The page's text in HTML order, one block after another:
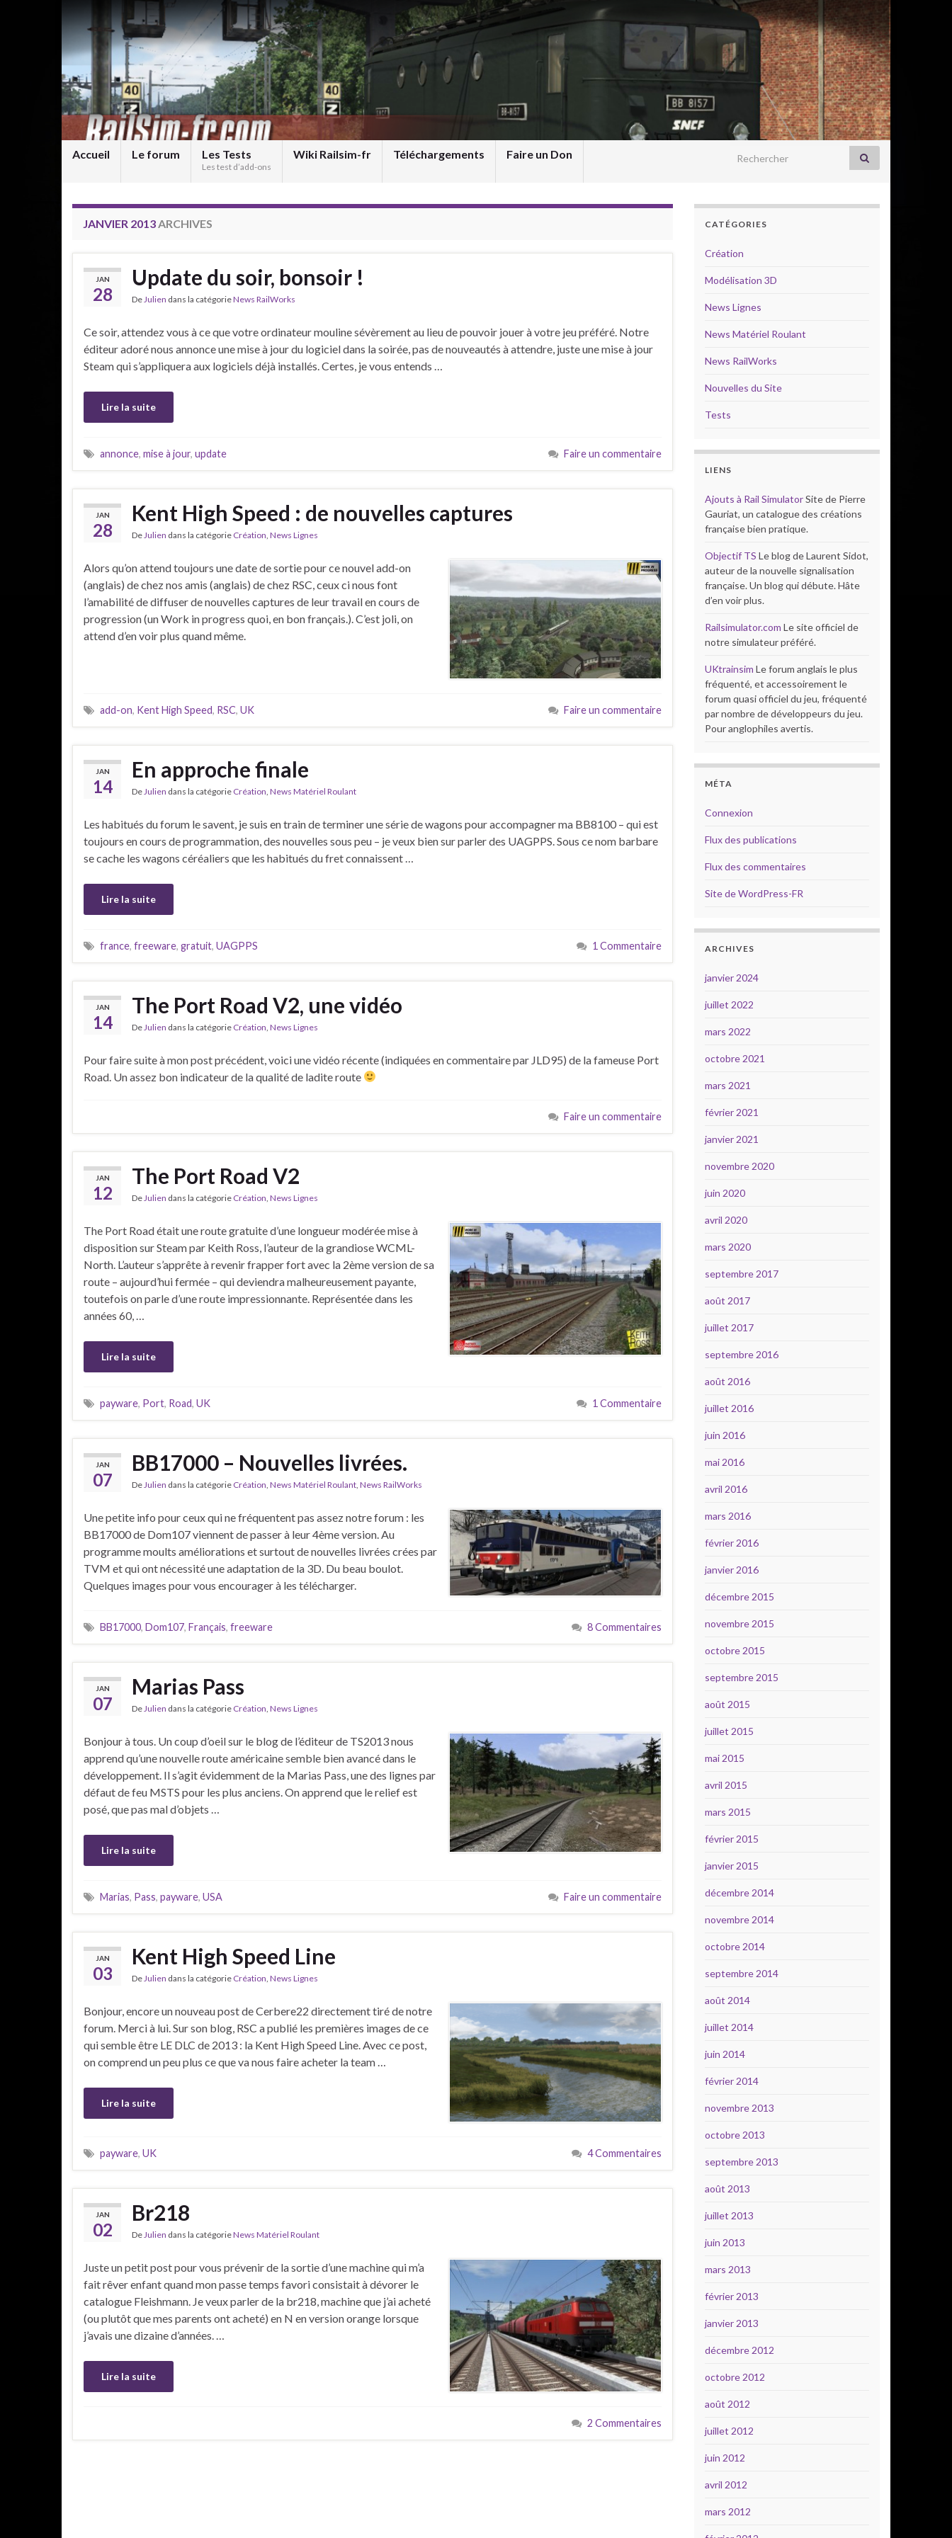
Accueil Le forum Les Tests
Les test d’add-ons
Wiki Railsim-fr Téléchargements Faire un Don Search for:
JANVIER 2013ARCHIVES
JAN
28
Update du soir, bonsoir !
DeJulien dans la catégorieNews RailWorks
Ce soir, attendez vous à ce que votre ordinateur mouline sévèrement au lieu de pouvoir jouer à votre jeu préféré. Notre
éditeur adoré nous annonce une mise à jour du logiciel dans la soirée, pas de nouveautés à attendre, juste une mise à jour
Steam qui s’appliquera aux logiciels déjà installés. Certes, je vous entends …
Lire la suite
annonce, mise à jour, update Faire un commentaire
JAN
28
Kent High Speed : de nouvelles captures
DeJulien dans la catégorie Création, News Lignes
Alors qu’on attend toujours une date de sortie pour ce nouvel add-on
(anglais) de chez nos amis (anglais) de chez RSC, ceux ci nous font
l’amabilité de diffuser de nouvelles captures de leur travail en cours de
progression (un Work in progress quoi, en bon français.). C’est joli, on
attend d’en voir plus quand même.
add-on, Kent High Speed, RSC, UK Faire un commentaire
JAN
14
En approche finale
De Julien dans la catégorie Création News Matériel Roulant
Les habitués du forum le savent, je suis en train de terminer une série de wagons pour accompagner ma BB8100 – qui est
toujours en cours de programmation, des nouvelles sous peu – je veux bien sur parler des UAGPPS. Sous ce nom barbare
se cache les wagons céréaliers que les habitués du fret connaissent …
Lire la suite
france, freeware, gratuit, UAGPPS 1 Commentaire
JAN
14
The Port Road V2, une vidéo
De Julien dans la catégorie Création News Lignes
Pour faire suite à mon post précédent, voici une vidéo récente (indiquées en commentaire par JLD95) de la fameuse Port
Road. Un assez bon indicateur de la qualité de ladite route
Faire un commentaire
JAN
12
The Port Road V2
De Julien dans la catégorie Création News Lignes
The Port Road était une route gratuite d’une longueur modérée mise à
disposition sur Steam par Keith Ross, l’auteur de la grandiose WCML-
North. L’auteur s’apprête à revenir frapper fort avec la 2ème version de sa
route – aujourd’hui fermée – qui deviendra malheureusement payante,
toutefois on parle d’une route impressionnante. Représentée dans les
années 60, …
Lire la suite
payware, Port, Road, UK 1 Commentaire
JAN
07
BB17000 – Nouvelles livrées.
De Julien dans la catégorie Création News Matériel Roulant News RailWorks
Une petite info pour ceux qui ne fréquentent pas assez notre forum : les
BB17000 de Dom107 viennent de passer à leur 4ème version. Au
programme moults améliorations et surtout de nouvelles livrées crées par
TVM et qui ont nécessité une adaptation de la 3D. Du beau boulot.
Quelques images pour vous encourager à les télécharger.
BB17000, Dom107, Français, freeware 8 Commentaires
JAN
07
Marias Pass
DeJulien dans la catégorie Création, News Lignes
Bonjour à tous. Un coup d’oeil sur le blog de l’éditeur de TS2013 nous
apprend qu’une nouvelle route américaine semble bien avancé dans le
développement. Il s’agit évidemment de la Marias Pass, une des lignes par
défaut de feu MSTS pour les plus anciens. On apprend que le relief est
posé, que pas mal d’objets …
Lire la suite
Marias, Pass, payware, USA Faire un commentaire
JAN
03
Kent High Speed Line
DeJulien dans la catégorie Création, News Lignes
Bonjour, encore un nouveau post de Cerbere22 directement tiré de notre
forum. Merci à lui. Sur son blog, RSC a publié les premières images de ce
qui semble être LE DLC de 2013 : la Kent High Speed Line. Avec ce post,
on comprend un peu plus ce que va nous faire acheter la team …
Lire la suite
payware, UK 4 Commentaires
JAN
02
Br218
De Julien dans la catégorieNews Matériel Roulant
Juste un petit post pour vous prévenir de la sortie d’une machine qui m’a
fait rêver enfant quand mon passe temps favori consistait à dévorer le
catalogue Fleishmann. Je veux parler de la br218, machine que j’ai acheté
(ou plutôt que mes parents ont acheté) en N en version orange lorsque
j’avais une dizaine d’années. …
Lire la suite
2 Commentaires
CATÉGORIES
Création
Modélisation 3D
News Lignes
News Matériel Roulant
News RailWorks
Nouvelles du Site
Tests
LIENS
Ajouts à Rail SimulatorSite de Pierre
Gauriat, un catalogue des créations
française bien pratique.
Objectif TS Le blog de Laurent Sidot,
auteur de la nouvelle signalisation
française. Un blog qui débute. Hâte
d’en voir plus.
Railsimulator.com Le site officiel de
notre simulateur préféré.
UKtrainsim Le forum anglais le plus
fréquenté, et accessoirement le
forum quasi officiel du jeu, fréquenté
par nombre de développeurs du jeu.
Pour anglophiles avertis.
MÉTA
Connexion
Flux des publications
Flux des commentaires
Site de WordPress-FR
ARCHIVES
janvier 2024
juillet 2022
mars 2022
octobre 2021
mars 2021
février 2021
janvier 2021
novembre 2020
juin 2020
avril 2020
mars 2020
septembre 2017
août 2017
juillet 2017
septembre 2016
août 2016
juillet 2016
juin 2016
mai 2016
avril 2016
mars 2016
février 2016
janvier 2016
décembre 2015
novembre 2015
octobre 2015
septembre 2015
août 2015
juillet 2015
mai 2015
avril 2015
mars 2015
février 2015
janvier 2015
décembre 2014
novembre 2014
octobre 2014
septembre 2014
août 2014
juillet 2014
juin 2014
février 2014
novembre 2013
octobre 2013
septembre 2013
août 2013
juillet 2013
juin 2013
mars 2013
février 2013
janvier 2013
décembre 2012
octobre 2012
août 2012
juillet 2012
juin 2012
avril 2012
mars 2012